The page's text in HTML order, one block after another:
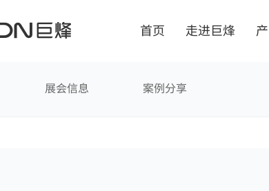
首页 走进巨烽
展会信息 案例分享